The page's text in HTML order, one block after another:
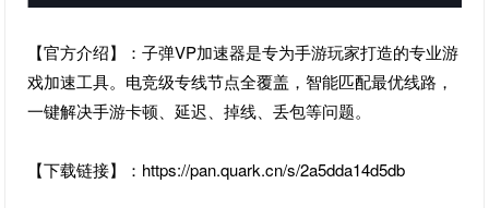
【官方介绍】：子弹VP加速器是专为手游玩家打造的专业游
戏加速工具。电竞级专线节点全覆盖，智能匹配最优线路，
一键解决手游卡顿、延迟、掉线、丢包等问题。
【下载链接】：https://pan.quark.cn/s/2a5dda14d5db